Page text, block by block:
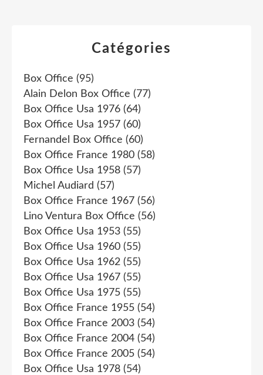
Catégories
Box Office (95)
Alain Delon Box Office (77)
Box Office Usa 1976 (64)
Box Office Usa 1957 (60)
Fernandel Box Office (60)
Box Office France 1980 (58)
Box Office Usa 1958 (57)
Michel Audiard (57)
Box Office France 1967 (56)
Lino Ventura Box Office (56)
Box Office Usa 1953 (55)
Box Office Usa 1960 (55)
Box Office Usa 1962 (55)
Box Office Usa 1967 (55)
Box Office Usa 1975 (55)
Box Office France 1955 (54)
Box Office France 2003 (54)
Box Office France 2004 (54)
Box Office France 2005 (54)
Box Office Usa 1978 (54)